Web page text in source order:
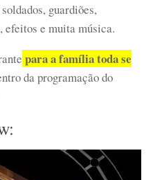
guardiões,
efeitos e muita música.
para a família toda se
da programação do